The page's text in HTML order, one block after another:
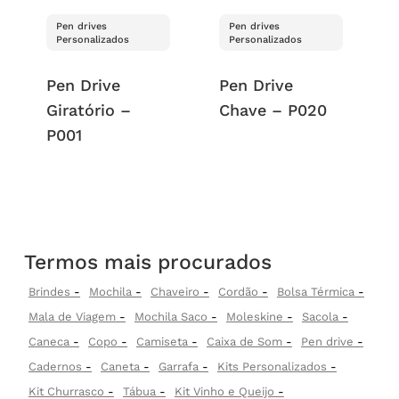
Pen drives
Personalizados
Pen Drive
Giratório –
P001
Pen drives
Personalizados
Pen Drive
Chave – P020
Termos mais procurados
Brindes Mochila Chaveiro Cordão
Bolsa Térmica
Mala de Viagem
Mochila Saco Moleskine
Sacola
Caneca
Copo Camiseta Caixa de Som
Pen drive
Cadernos
Caneta Garrafa
Kits Personalizados
Kit Churrasco
Tábua
Kit Vinho e Queijo